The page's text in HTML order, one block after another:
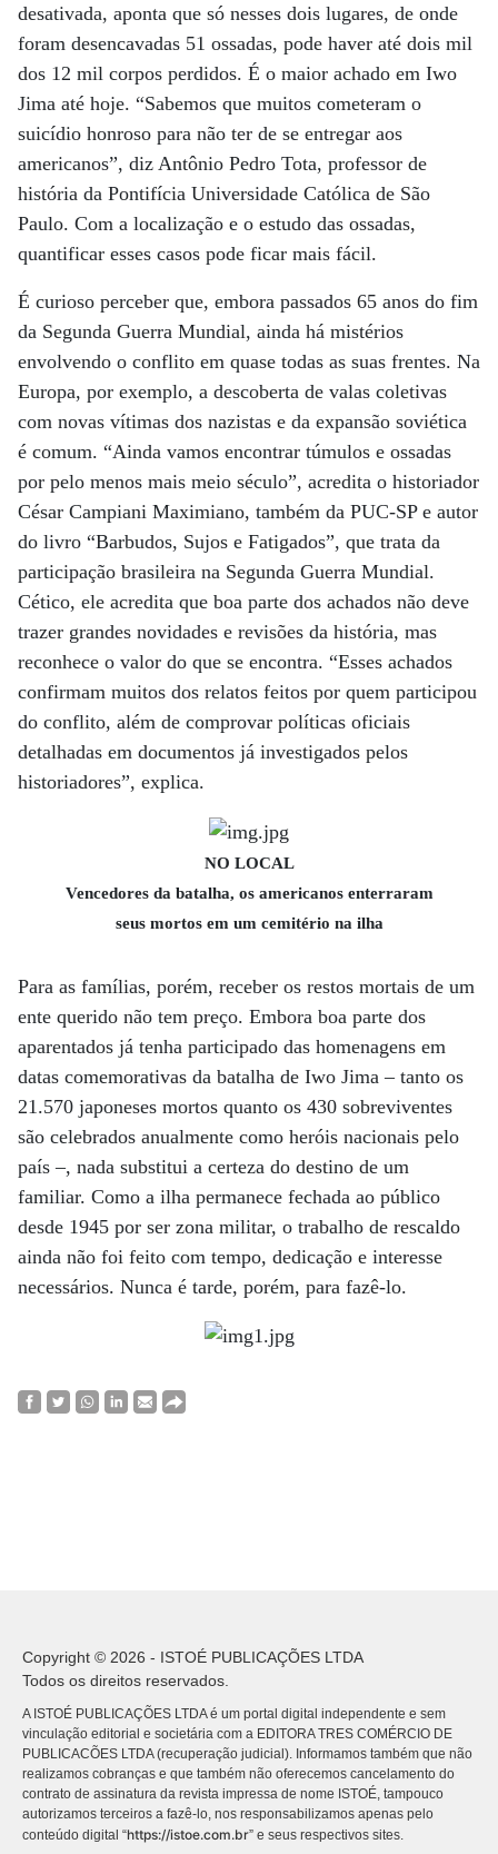
desativada, aponta que só nesses dois lugares, de onde
foram desencavadas 51 ossadas, pode haver até dois mil
dos 12 mil corpos perdidos. É o maior achado em Iwo
Jima até hoje. “Sabemos que muitos cometeram o
suicídio honroso para não ter de se entregar aos
americanos”, diz Antônio Pedro Tota, professor de
história da Pontifícia Universidade Católica de São
Paulo. Com a localização e o estudo das ossadas,
quantificar esses casos pode ficar mais fácil.
É curioso perceber que, embora passados 65 anos do fim
da Segunda Guerra Mundial, ainda há mistérios
envolvendo o conflito em quase todas as suas frentes. Na
Europa, por exemplo, a descoberta de valas coletivas
com novas vítimas dos nazistas e da expansão soviética
é comum. “Ainda vamos encontrar túmulos e ossadas
por pelo menos mais meio século”, acredita o historiador
César Campiani Maximiano, também da PUC-SP e autor
do livro “Barbudos, Sujos e Fatigados”, que trata da
participação brasileira na Segunda Guerra Mundial.
Cético, ele acredita que boa parte dos achados não deve
trazer grandes novidades e revisões da história, mas
reconhece o valor do que se encontra. “Esses achados
confirmam muitos dos relatos feitos por quem participou
do conflito, além de comprovar políticas oficiais
detalhadas em documentos já investigados pelos
historiadores”, explica.
NO LOCAL
Vencedores da batalha, os americanos enterraram
seus mortos em um cemitério na ilha
Para as famílias, porém, receber os restos mortais de um
ente querido não tem preço. Embora boa parte dos
aparentados já tenha participado das homenagens em
datas comemorativas da batalha de Iwo Jima – tanto os
21.570 japoneses mortos quanto os 430 sobreviventes
são celebrados anualmente como heróis nacionais pelo
país –, nada substitui a certeza do destino de um
familiar. Como a ilha permanece fechada ao público
desde 1945 por ser zona militar, o trabalho de rescaldo
ainda não foi feito com tempo, dedicação e interesse
necessários. Nunca é tarde, porém, para fazê-lo.
Copyright © 2026 - ISTOÉ PUBLICAÇÕES LTDA
Todos os direitos reservados.
A ISTOÉ PUBLICAÇÕES LTDA é um portal digital independente e sem
vinculação editorial e societária com a EDITORA TRES COMÉRCIO DE
PUBLICACÕES LTDA (recuperação judicial). Informamos também que não
realizamos cobranças e que também não oferecemos cancelamento do
contrato de assinatura da revista impressa de nome ISTOÉ, tampouco
autorizamos terceiros a fazê-lo, nos responsabilizamos apenas pelo
conteúdo digital “https://istoe.com.br” e seus respectivos sites.